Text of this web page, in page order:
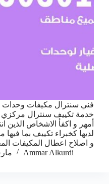
فني سنترال مكيفات وحدات
خدمة تكييف سنترال
أمهر و اكفأ الاشخاص الذين
لديها كخبراء تكييف بما
و اصلاح اعطال المكيفات
Ammar Alkurdi
مارس